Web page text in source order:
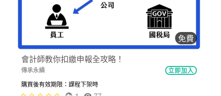
免費
會計師教你扣繳申報全攻略！
傳承永續 立即加入
購買後有效期限：課程下架時